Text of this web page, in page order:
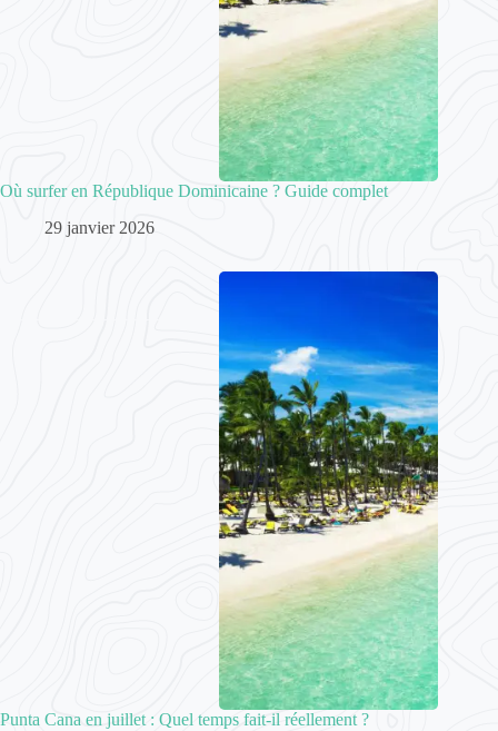
Où surfer en République Dominicaine ? Guide complet
29 janvier 2026
Punta Cana en juillet : Quel temps fait-il réellement ?